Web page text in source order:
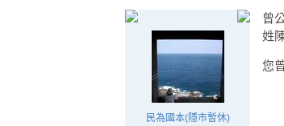
民為國本(隱市暫休)
曾
姓
您